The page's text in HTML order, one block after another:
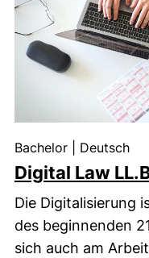
Digital Law
Bachelor Deutsch
Die Digitalisierung
des beginnenden
sich auch am